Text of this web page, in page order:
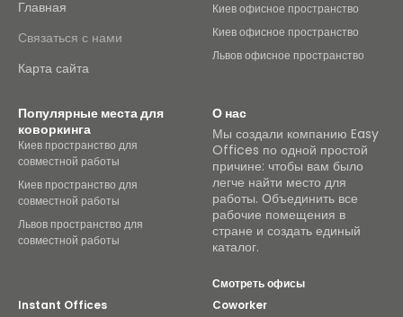
Главная
Связаться с нами
Карта сайта
Киев офисное пространство
Киев офисное пространство
Львов офисное пространство
Популярные места для
коворкинга
Киев пространство для
совместной работы
Киев пространство для
совместной работы
Львов пространство для
совместной работы
О нас
Мы создали компанию Easy
Offices по одной простой
причине: чтобы вам было
легче найти место для
работы. Объединить все
рабочие помещения в
стране и создать единый
каталог.
Смотреть офисы
Instant Offices
Coworker